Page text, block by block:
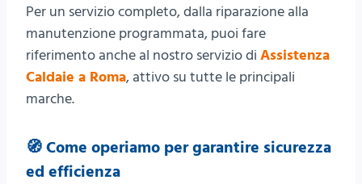
Per un servizio completo, dalla riparazione alla
manutenzione programmata, puoi fare
riferimento anche al nostro servizio di Assistenza
Caldaie a Roma, attivo su tutte le principali
marche.
🧭 Come operiamo per garantire sicurezza
ed efficienza